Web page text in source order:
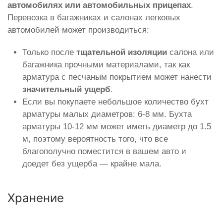
автомобилях или автомобильных прицепах.
Перевозка в багажниках и салонах легковых
автомобилей может производиться:
Только после тщательной изоляции салона или
багажника прочными материалами, так как
арматура с песчаным покрытием может нанести
значительный ущерб.
Если вы покупаете небольшое количество бухт
арматуры малых диаметров: 6-8 мм. Бухта
арматуры 10-12 мм может иметь диаметр до 1.5
м, поэтому вероятность того, что все
благополучно поместится в вашем авто и
доедет без ущерба — крайне мала.
Хранение